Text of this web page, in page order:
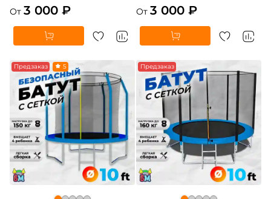
От 3 000 ₽ От 3 000 ₽
Предзаказ 5 Предзаказ